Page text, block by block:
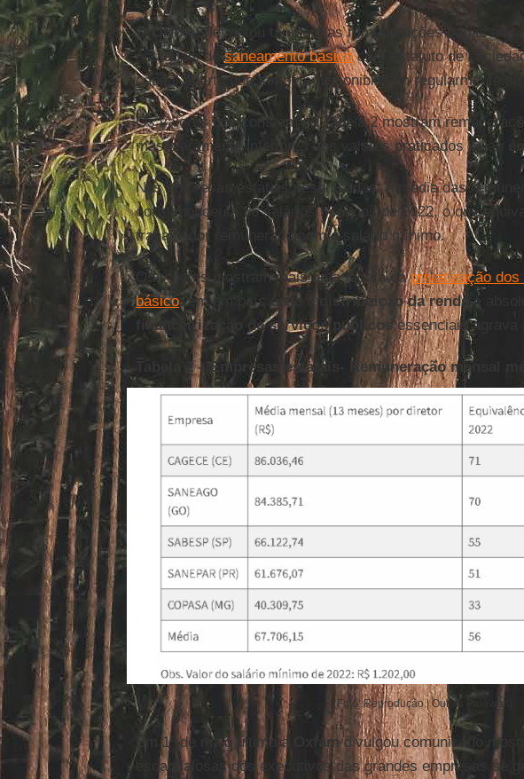
O ONDASlevantou também as remunerações pagas aos
estaduais desaneamento básicocom estatuto de
capital aberto que também disponibilizam regularmente
Os valores que constam da Tabela 2 mostram
mas claramente inferiores aos valores praticados pelas
Nas empresas estatais pesquisadas, a média das
correspondeu a 56 salários mínimos de 2022, o que
trabalhador remunerado com o salário mínimo.
Os valores mostram mais uma faceta daprivatização
básico: em um país onde a distribuição da renda é
financeirização de serviços públicos essenciais agrava
Tabela 2 – Empresas estatais- Remuneração mensal
(Foto: Reprodução | Outras Palavras)
Em 1º de maio último a Oxfamdivulgou comunicado
escandalosas dos executivos das grandes empresas se